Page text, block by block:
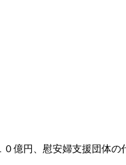
億円、慰安婦支援団体の